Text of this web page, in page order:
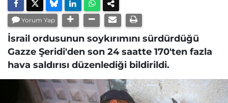
Yorum Yap
İsrail ordusunun soykırımını sürdürdüğü
Gazze Şeridi'den son 24 saatte 170'ten fazla
hava saldırısı düzenlediği bildirildi.